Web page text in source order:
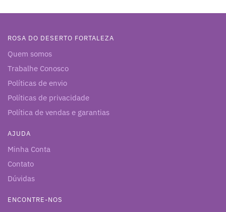
ROSA DO DESERTO FORTALEZA
Quem somos
Trabalhe Conosco
Políticas de envio
Políticas de privacidade
Política de vendas e garantias
AJUDA
Minha Conta
Contato
Dúvidas
ENCONTRE-NOS